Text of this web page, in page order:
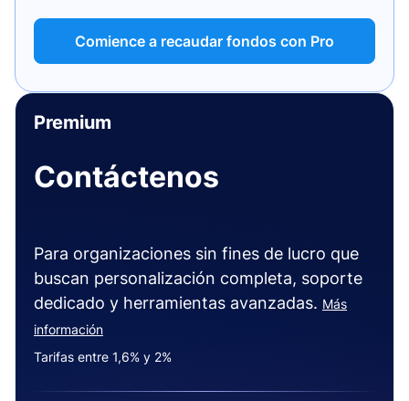
Comience a recaudar fondos con Pro
Premium
Contáctenos
Para organizaciones sin fines de lucro que
buscan personalización completa, soporte
dedicado y herramientas avanzadas. Más
información
Tarifas entre 1,6% y 2%